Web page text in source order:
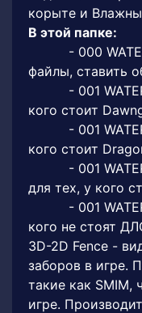
корыте и
В этой папке:
- 000 WATER
файлы, ставить
- 001 WATER
кого стоит
- 001 WATER
кого стоит
- 001 WATER
для тех, у кого
- 001 WATER
кого не стоят
3D-2D Fence -
заборов в игре.
такие как SMIM,
игре.